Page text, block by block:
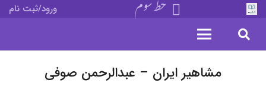
خط سوم ورود/ثبت نام
مشاهیر ایران – عبدالرحمن صوفی